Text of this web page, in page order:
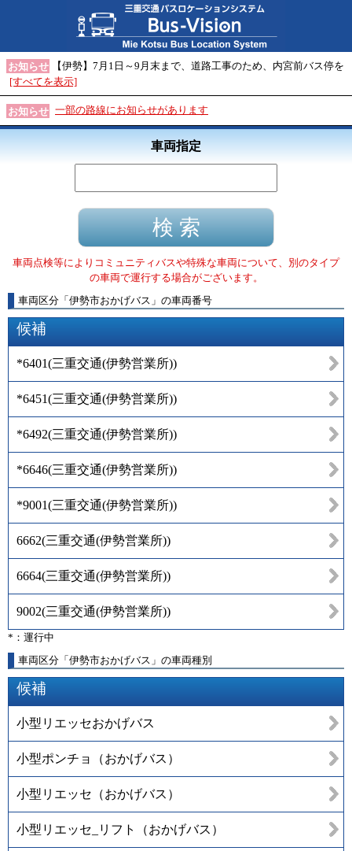
お知らせ
【伊勢】7月1日～9月末まで、道路工事のため、内宮前バス停を
[すべてを表示]
お知らせ 一部の路線にお知らせがあります
車両指定
車両点検等によりコミュニティバスや特殊な車両について、別のタイプ
の車両で運行する場合がございます。
車両区分 「 伊勢市おかげバス 」 の車両番号
候補
*6401(三重交通(伊勢営業所))
*6451(三重交通(伊勢営業所))
*6492(三重交通(伊勢営業所))
*6646(三重交通(伊勢営業所))
*9001(三重交通(伊勢営業所))
6662(三重交通(伊勢営業所))
6664(三重交通(伊勢営業所))
9002(三重交通(伊勢営業所))
*：運行中
車両区分「伊勢市おかげバス」の車両種別
候補
小型リエッセおかげバス
小型ポンチョ（おかげバス）
小型リエッセ（おかげバス）
小型リエッセ_リフト（おかげバス）